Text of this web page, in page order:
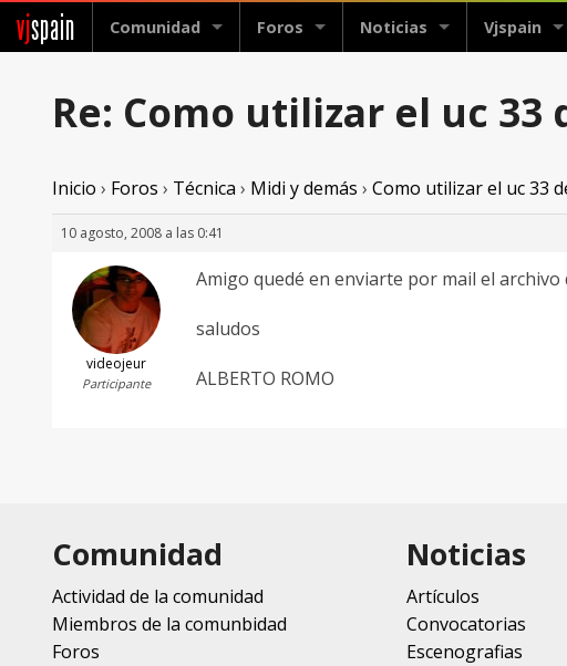
vjspain Comunidad Foros Noticias Vjspain
Re: Como utilizar el uc
Inicio › Foros › Técnica › Midi y demás › Como utilizar el uc 33
10 agosto, 2008 a las 0:41
videojeur
Participante
Amigo quedé en enviarte por mail el
saludos
ALBERTO ROMO
Comunidad
Actividad de la comunidad
Miembros de la comunbidad
Foros
Noticias
Artículos
Convocatorias
Escenografias